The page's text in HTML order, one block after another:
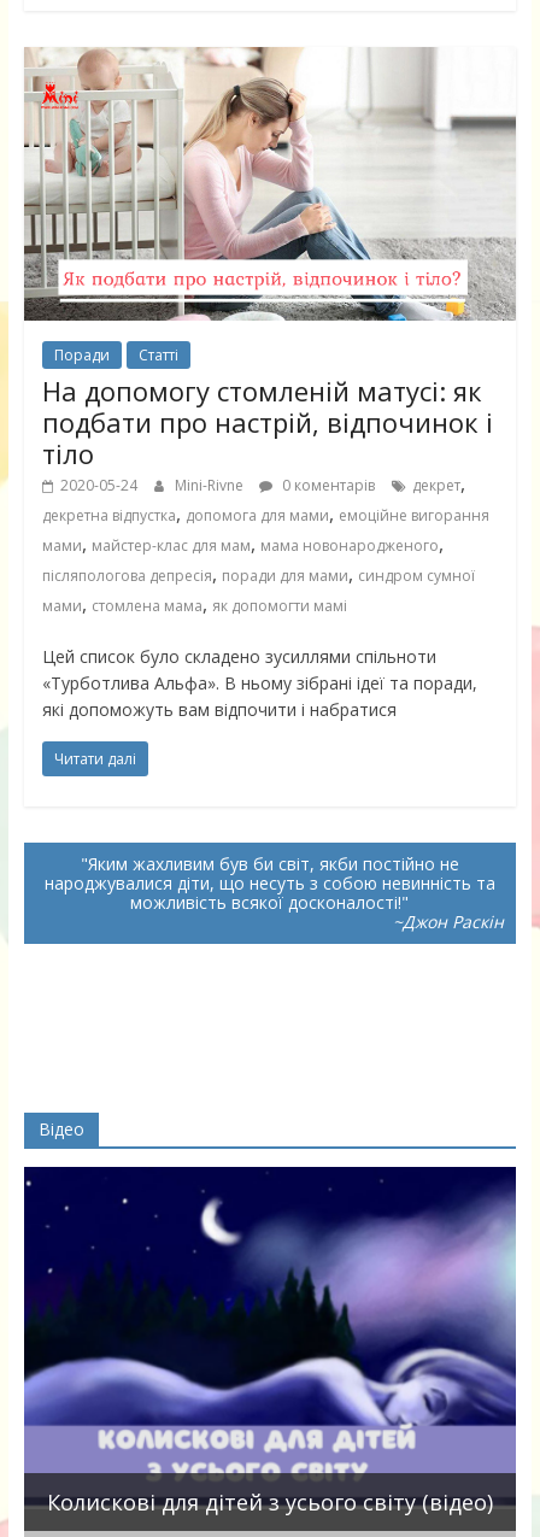
Поради Статті
На допомогу стомленій матусі: як
подбати про настрій, відпочинок і
тіло
2020-05-24 Mini-Rivne 0 коментарів декрет,
декретна відпустка, допомога для мами, емоційне вигорання
мами, майстер-клас для мам, мама новонародженого,
післяпологова депресія, поради для мами, синдром сумної
мами, стомлена мама, як допомогти мамі
Цей список було складено зусиллями спільноти
«Турботлива Альфа». В ньому зібрані ідеї та поради,
які допоможуть вам відпочити і набратися
Читати далі
Яким жахливим був би світ, якби постійно не
народжувалися діти, що несуть з собою невинність та
можливість всякої досконалості!
~Джон Раскін
Відео
Колискові для дітей з усього світу (відео)